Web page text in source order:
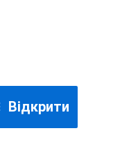
Відкрити